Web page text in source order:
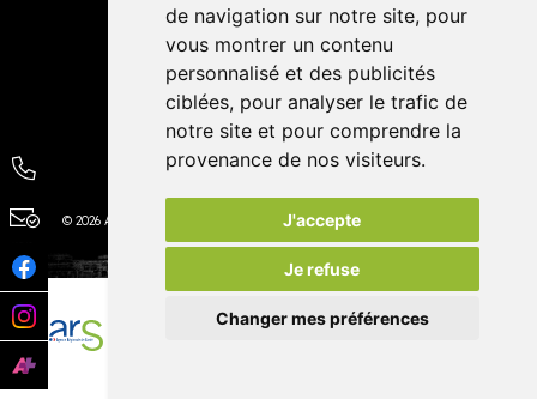
de navigation sur notre site, pour
vous montrer un contenu
personnalisé et des publicités
ciblées, pour analyser le trafic de
notre site et pour comprendre la
provenance de nos visiteurs.
J'accepte
Je refuse
Changer mes préférences
© 2026 Autour de la Pharmacie Tous droits réservés